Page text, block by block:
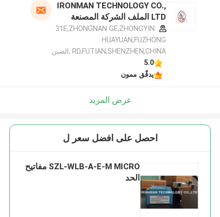
IRONMAN TECHNOLOGY CO.,
LTD الملف الشركة المصنعة
31E,ZHONGNAN GE,ZHONGYIN
HUAYUAN,FUZHONG
RD,FUTIAN,SHENZHEN,CHINA ,الصين
5.0
يدقّق ممون
عرض المزيد
احصل على افضل سعر ل
SZL-WLB-A-E-M MICRO مفاتيح
الحد